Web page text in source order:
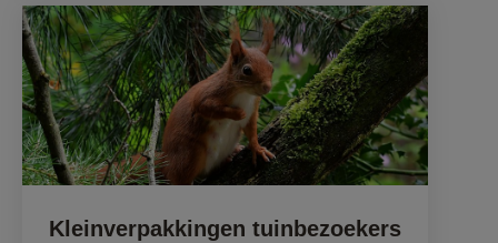
Kleinverpakkingen tuinbezoekers